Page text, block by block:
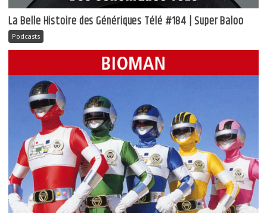
La Belle Histoire des Génériques Télé #184 | Super Baloo
Podcasts